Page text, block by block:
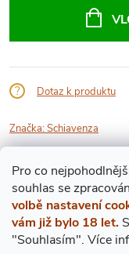
Pro co
souhlas se
volbě nastavení
vám již bylo 18 let.
"Souhlasím". Více
Dotaz k produktu
Značka:Schiavenza
Popis produktu
DETAILNÍ